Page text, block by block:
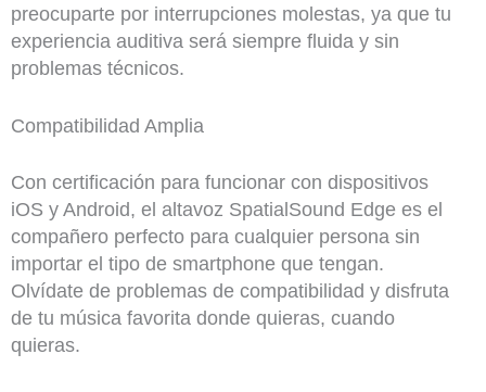
preocuparte por interrupciones molestas, ya que tu
experiencia auditiva será siempre fluida y sin
problemas técnicos.
Compatibilidad Amplia
Con certificación para funcionar con dispositivos
iOS y Android, el altavoz SpatialSound Edge es el
compañero perfecto para cualquier persona sin
importar el tipo de smartphone que tengan.
Olvídate de problemas de compatibilidad y disfruta
de tu música favorita donde quieras, cuando
quieras.